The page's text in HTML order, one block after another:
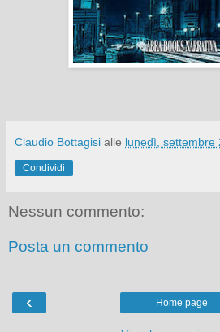
Claudio Bottagisi alle lunedì, settembre
Condividi
Nessun commento:
Posta un commento
‹ Home page